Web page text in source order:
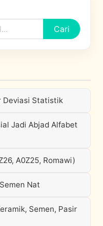
Cari
Deviasi Statistik
Jadi Abjad Alfabet
A0Z25, Romawi)
Nat
Semen, Pasir